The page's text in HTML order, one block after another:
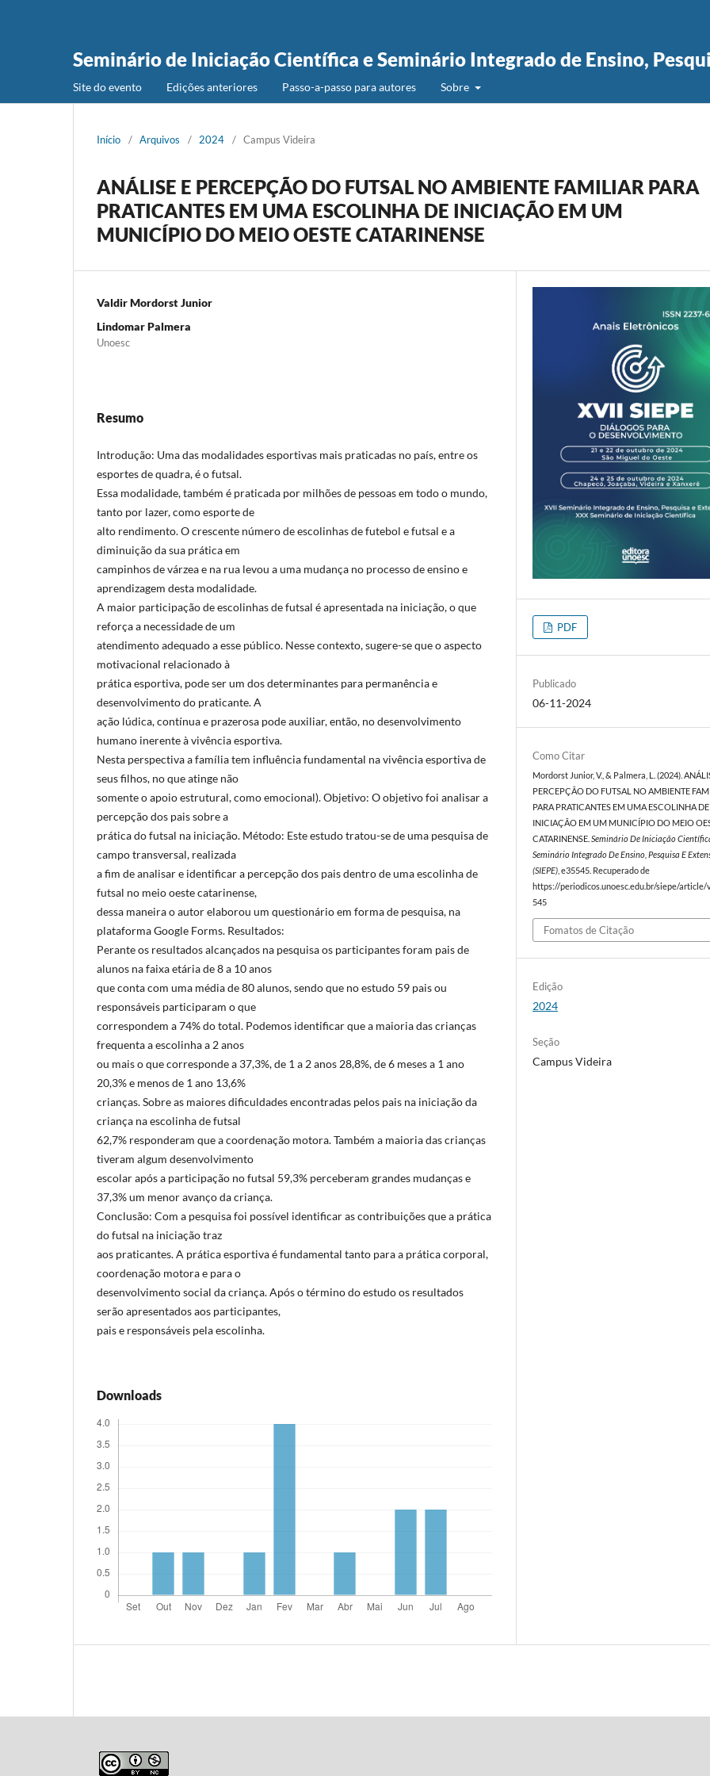
Seminário de Iniciação Científica e Seminário Integrado de Ensino,
Site do evento Edições anteriores Passo-a-passo para autores Sobre
Início / Arquivos / 2024 / Campus Videira
ANÁLISE E PERCEPÇÃO DO FUTSAL NO AMBIENTE FAMILIAR PARA
PRATICANTES EM UMA ESCOLINHA DE INICIAÇÃO EM UM
MUNICÍPIO DO MEIO OESTE CATARINENSE
Valdir Mordorst Junior
Lindomar Palmera
Unoesc
Resumo
Introdução: Uma das modalidades esportivas mais praticadas no país, entre os
esportes de quadra, é o futsal.
Essa modalidade, também é praticada por milhões de pessoas em todo o mundo,
tanto por lazer, como esporte de
alto rendimento. O crescente número de escolinhas de futebol e futsal e a
diminuição da sua prática em
campinhos de várzea e na rua levou a uma mudança no processo de ensino e
aprendizagem desta modalidade.
A maior participação de escolinhas de futsal é apresentada na iniciação, o que
reforça a necessidade de um
atendimento adequado a esse público. Nesse contexto, sugere-se que o aspecto
motivacional relacionado à
prática esportiva, pode ser um dos determinantes para permanência e
desenvolvimento do praticante. A
ação lúdica, contínua e prazerosa pode auxiliar, então, no desenvolvimento
humano inerente à vivência esportiva.
Nesta perspectiva a família tem influência fundamental na vivência esportiva de
seus filhos, no que atinge não
somente o apoio estrutural, como emocional). Objetivo: O objetivo foi analisar a
percepção dos pais sobre a
prática do futsal na iniciação. Método: Este estudo tratou-se de uma pesquisa de
campo transversal, realizada
a fim de analisar e identificar a percepção dos pais dentro de uma escolinha de
futsal no meio oeste catarinense,
dessa maneira o autor elaborou um questionário em forma de pesquisa, na
plataforma Google Forms. Resultados:
Perante os resultados alcançados na pesquisa os participantes foram pais de
alunos na faixa etária de 8 a 10 anos
que conta com uma média de 80 alunos, sendo que no estudo 59 pais ou
responsáveis participaram o que
correspondem a 74% do total. Podemos identificar que a maioria das crianças
frequenta a escolinha a 2 anos
ou mais o que corresponde a 37,3%, de 1 a 2 anos 28,8%, de 6 meses a 1 ano
20,3% e menos de 1 ano 13,6%
crianças. Sobre as maiores dificuldades encontradas pelos pais na iniciação da
criança na escolinha de futsal
62,7% responderam que a coordenação motora. Também a maioria das crianças
tiveram algum desenvolvimento
escolar após a participação no futsal 59,3% perceberam grandes mudanças e
37,3% um menor avanço da criança.
Conclusão: Com a pesquisa foi possível identificar as contribuições que a prática
do futsal na iniciação traz
aos praticantes. A prática esportiva é fundamental tanto para a prática corporal,
coordenação motora e para o
desenvolvimento social da criança. Após o término do estudo os resultados
serão apresentados aos participantes,
pais e responsáveis pela escolinha.
Downloads
PDF
Publicado
06-11-2024
Como Citar
Mordorst Junior, V., & Palmera, L. (2024).
PERCEPÇÃO DO FUTSAL NO AMBIENTE
PARA PRATICANTES EM UMA ESCOLINHA DE
INICIAÇÃO EM UM MUNICÍPIO DO MEIO
CATARINENSE.Seminário De Iniciação
Seminário Integrado De Ensino, Pesquisa E
(SIEPE) , e35545. Recuperado de
https://periodicos.unoesc.edu.br/siepe/
545
Fomatos de Citação
Edição
2024
Seção
Campus Videira